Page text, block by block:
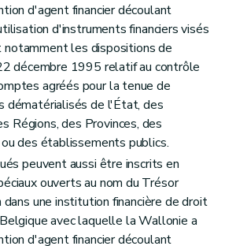
d'agent financier découlant
d'instruments financiers visés
notamment les dispositions de
décembre 1995 relatif au contrôle
agréés pour la tenue de
dématérialisés de l'État, des
Régions, des Provinces, des
des établissements publics.
peuvent aussi être inscrits en
ouverts au nom du Trésor
une institution financière de droit
avec laquelle la Wallonie a
d'agent financier découlant